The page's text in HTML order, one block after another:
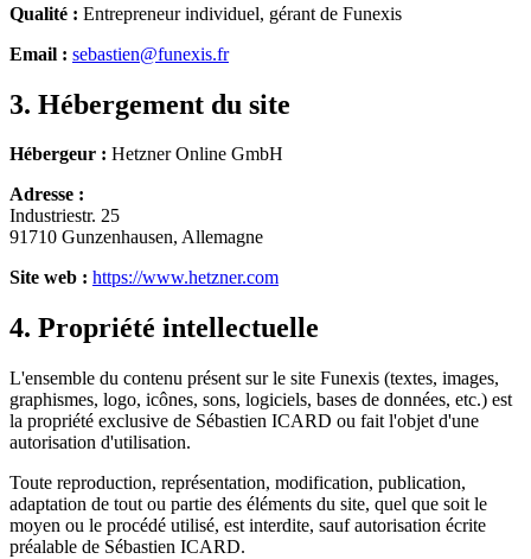
Qualité : Entrepreneur individuel, gérant de Funexis
Email : sebastien@funexis.fr
3. Hébergement du site
Hébergeur : Hetzner Online GmbH
Adresse :
Industriestr. 25
91710 Gunzenhausen, Allemagne
Site web : https://www.hetzner.com
4. Propriété intellectuelle
L'ensemble du contenu présent sur le site Funexis (textes, images,
graphismes, logo, icônes, sons, logiciels, bases de données, etc.) est
la propriété exclusive de Sébastien ICARD ou fait l'objet d'une
autorisation d'utilisation.
Toute reproduction, représentation, modification, publication,
adaptation de tout ou partie des éléments du site, quel que soit le
moyen ou le procédé utilisé, est interdite, sauf autorisation écrite
préalable de Sébastien ICARD.